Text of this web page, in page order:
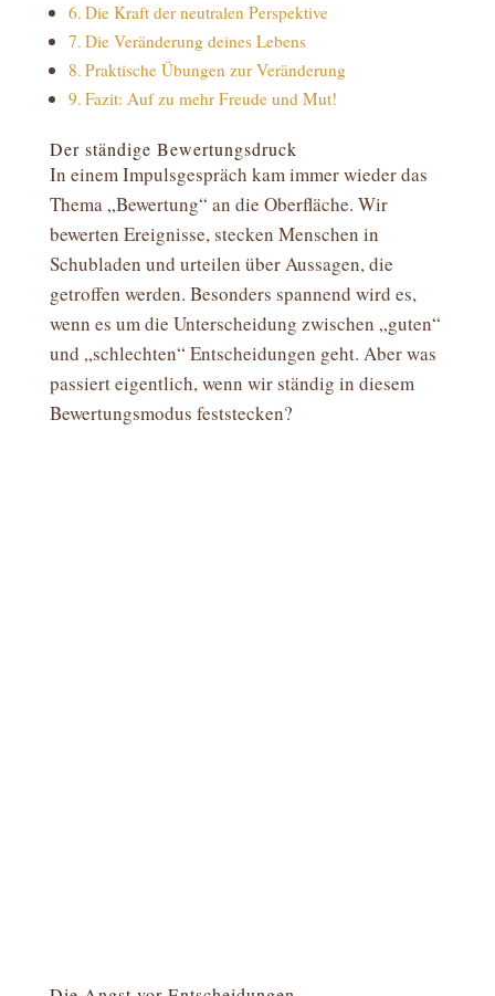
Die Kraft der neutralen Perspektive
Die Veränderung deines Lebens
Praktische Übungen zur Veränderung
Fazit: Auf zu mehr Freude und Mut!
Der ständige Bewertungsdruck
In einem Impulsgespräch kam immer wieder das
Thema „Bewertung“ an die Oberfläche. Wir
bewerten Ereignisse, stecken Menschen in
Schubladen und urteilen über Aussagen, die
getroffen werden. Besonders spannend wird es,
wenn es um die Unterscheidung zwischen „guten“
und „schlechten“ Entscheidungen geht. Aber was
passiert eigentlich, wenn wir ständig in diesem
Bewertungsmodus feststecken?